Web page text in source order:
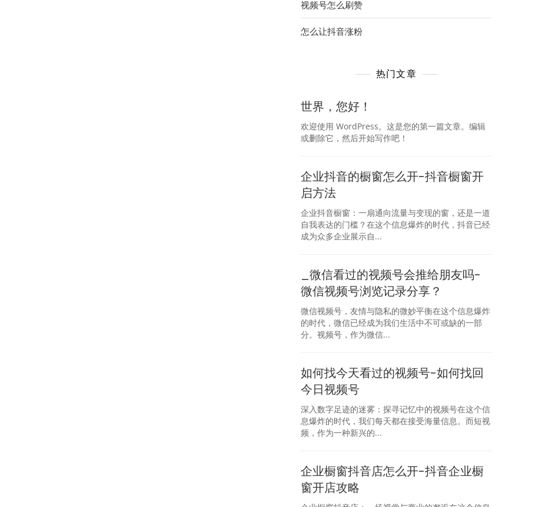
视频号怎么刷赞
怎么让抖音涨粉
热门文章
世界，您好！
欢迎使用 WordPress。这是您的第一篇文章。编辑
或删除它，然后开始写作吧！
企业抖音的橱窗怎么开-抖音橱窗开
启方法
企业抖音橱窗：一扇通向流量与变现的窗，还是一道
自我表达的门槛？在这个信息爆炸的时代，抖音已经
成为众多企业展示自...
_微信看过的视频号会推给朋友吗-
微信视频号浏览记录分享？
微信视频号，友情与隐私的微妙平衡在这个信息爆炸
的时代，微信已经成为我们生活中不可或缺的一部
分。视频号，作为微信...
如何找今天看过的视频号-如何找回
今日视频号
深入数字足迹的迷雾：探寻记忆中的视频号在这个信
息爆炸的时代，我们每天都在接受海量信息。而短视
频，作为一种新兴的...
企业橱窗抖音店怎么开-抖音企业橱
窗开店攻略